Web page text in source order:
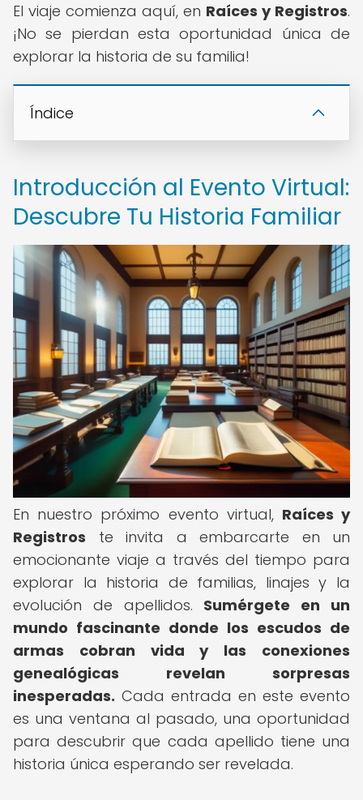
El viaje comienza aquí, en Raíces y Registros.
¡No se pierdan esta oportunidad única de
explorar la historia de su familia!
Índice
Introducción al Evento Virtual:
Descubre Tu Historia Familiar
En nuestro próximo evento virtual, Raíces y
Registros te invita a embarcarte en un
emocionante viaje a través del tiempo para
explorar la historia de familias, linajes y la
evolución de apellidos. Sumérgete en un
mundo fascinante donde los escudos de
armas cobran vida y las conexiones
genealógicas revelan sorpresas
inesperadas. Cada entrada en este evento
es una ventana al pasado, una oportunidad
para descubrir que cada apellido tiene una
historia única esperando ser revelada.